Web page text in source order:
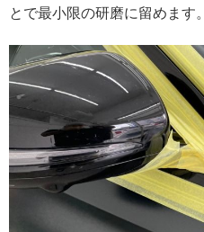
とで最小限の研磨に留めます。